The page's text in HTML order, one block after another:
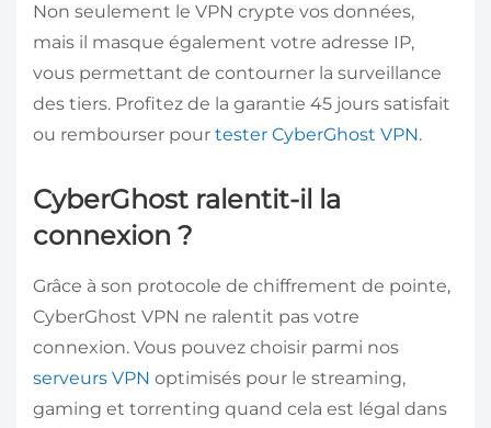
Non seulement le VPN crypte vos données,
mais il masque également votre adresse IP,
vous permettant de contourner la surveillance
des tiers. Profitez de la garantie 45 jours satisfait
ou rembourser pour tester CyberGhost VPN.
CyberGhost ralentit-il la
connexion ?
Grâce à son protocole de chiffrement de pointe,
CyberGhost VPN ne ralentit pas votre
connexion. Vous pouvez choisir parmi nos
serveurs VPN optimisés pour le streaming,
gaming et torrenting quand cela est légal dans